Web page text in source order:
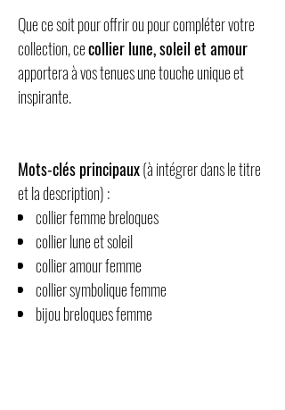
Que ce soit pour offrir ou pour compléter votre
collection, cecollier lune, soleil et amour
apportera à vos tenues une touche unique et
inspirante.
Mots-clés principaux(à intégrer dans le titre
et la description) :
collier femme breloques
collier lune et soleil
collier amour femme
collier symbolique femme
bijou breloques femme